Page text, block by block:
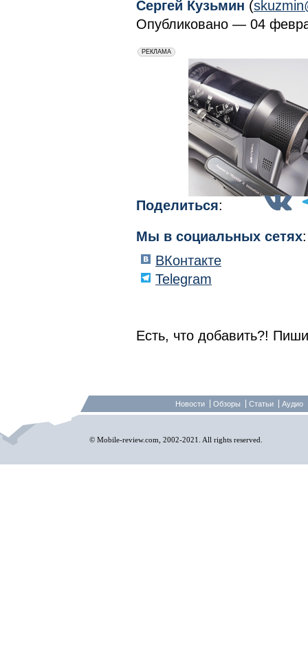
Сергей Кузьмин (
Опубликовано — 04
erid: 2VfnxxmNzs5
РЕКЛАМА
Поделиться:
Мы в социальных сетях:
ВКонтакте
Telegram
Есть, что добавить?!
Новости Обзоры Статьи Аудио
© Mobile-review.com, 2002-2021. All rights reserved.